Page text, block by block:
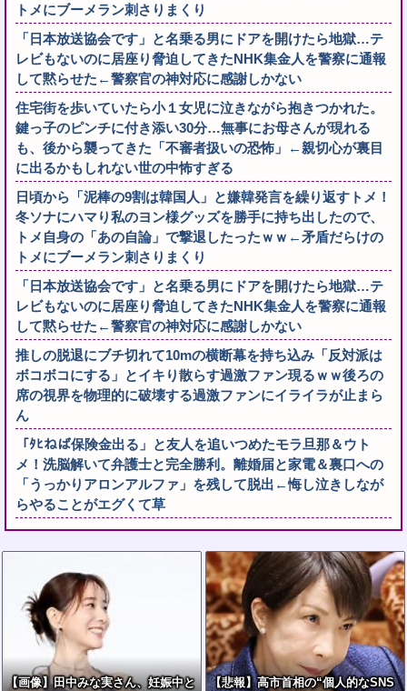
トメにブーメラン刺さりまくり
「日本放送協会です」と名乗る男にドアを開けたら地獄…テ
レビもないのに居座り脅迫してきたNHK集金人を警察に通報
して黙らせた←警察官の神対応に感謝しかない
住宅街を歩いていたら小１女児に泣きながら抱きつかれた。
鍵っ子のピンチに付き添い30分…無事にお母さんが現れる
も、後から襲ってきた「不審者扱いの恐怖」←親切心が裏目
に出るかもしれない世の中怖すぎる
日頃から「泥棒の9割は韓国人」と嫌韓発言を繰り返すトメ！
冬ソナにハマり私のヨン様グッズを勝手に持ち出したので、
トメ自身の「あの自論」で撃退したったｗｗ←矛盾だらけの
トメにブーメラン刺さりまくり
「日本放送協会です」と名乗る男にドアを開けたら地獄…テ
レビもないのに居座り脅迫してきたNHK集金人を警察に通報
して黙らせた←警察官の神対応に感謝しかない
推しの脱退にブチ切れて10mの横断幕を持ち込み「反対派は
ボコボコにする」とイキり散らす過激ファン現るｗｗ後ろの
席の視界を物理的に破壊する過激ファンにイライラが止まら
ん
「ﾀﾋねば保険金出る」と友人を追いつめたモラ旦那＆ウト
メ！洗脳解いて弁護士と完全勝利。離婚届と家電＆裏口への
「うっかりアロンアルファ」を残して脱出←悔し泣きしなが
らやることがエグくて草
【画像】田中みな実さん、妊娠中と
【悲報】高市首相の“個人的なSNS